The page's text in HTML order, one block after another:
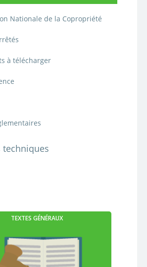
Nationale de la Copropriété
à télécharger
techniques
TEXTES GÉNÉRAUX